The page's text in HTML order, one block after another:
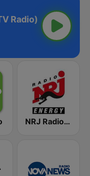
Radio)
NRJ Radio ENERGY